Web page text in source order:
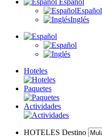
Español
Inglés
Hoteles
Paquetes
Actividades
HOTELES Destino